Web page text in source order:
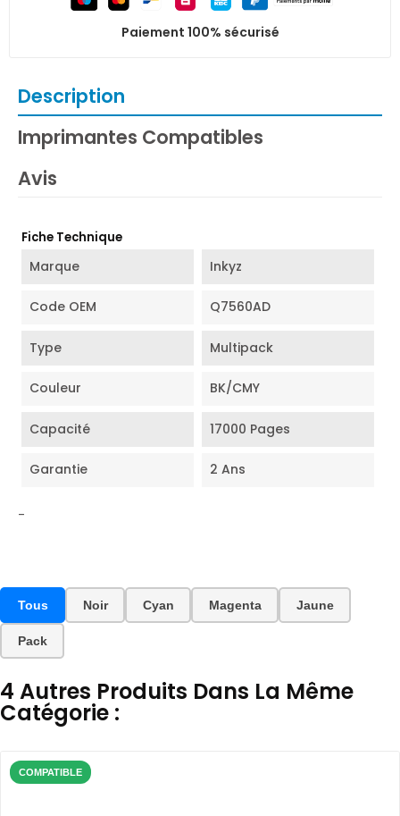
Paiement 100% sécurisé
Description
Imprimantes Compatibles
Avis
Fiche Technique
Marque Inkyz
Code OEM Q7560AD
Type Multipack
Couleur BK/CMY
Capacité 17000 Pages
Garantie 2 Ans
-
Tous Noir Cyan Magenta Jaune
Pack
4 Autres Produits Dans La Même
Catégorie :
COMPATIBLE